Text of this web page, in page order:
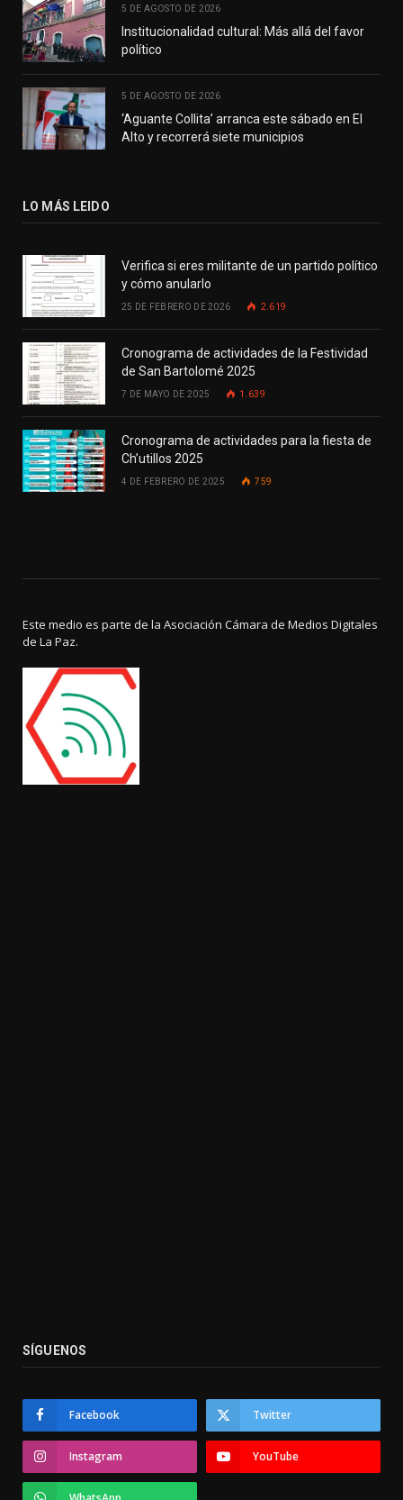
5 DE AGOSTO DE 2026
Institucionalidad cultural: Más allá del favor
político
5 DE AGOSTO DE 2026
‘Aguante Collita’ arranca este sábado en El
Alto y recorrerá siete municipios
LO MÁS LEIDO
Verifica si eres militante de un partido político
y cómo anularlo
25 DE FEBRERO DE 2026 2.619
Cronograma de actividades de la Festividad
de San Bartolomé 2025
7 DE MAYO DE 2025 1.639
Cronograma de actividades para la fiesta de
Ch’utillos 2025
4 DE FEBRERO DE 2025 759
Este medio es parte de la Asociación Cámara de Medios Digitales
de La Paz.
SÍGUENOS
Facebook Twitter
Instagram YouTube